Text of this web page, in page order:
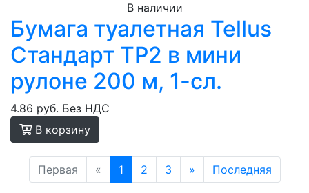
В наличии
Бумага туалетная Tellus
Стандарт ТP2 в мини
рулоне 200 м, 1-сл.
4.86 руб. Без НДС
В корзину
Первая « 1 2 3 » Последняя